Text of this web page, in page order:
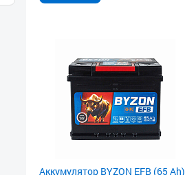
Аккумулятор BYZON EFB (65 Ah)